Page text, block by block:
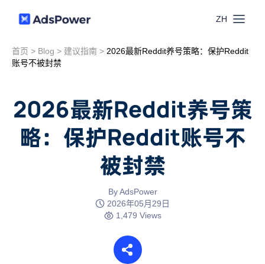
ZH
功能
窗口同步
联盟营销
首页 > Blog > 建议指南 > 2026最新Reddit养号策略：保护Reddit
账号不被封禁
2026最新Reddit养号策
略：保护Reddit账号不
被封禁
By AdsPower
2026年05月29日
1,479 Views